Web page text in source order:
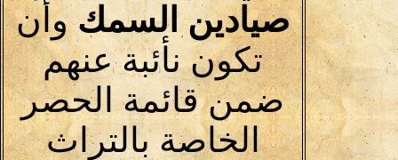
صيادين السمكوأن
تكون نأئبة عنهم
ضمن قائمة الحصر
الخاصة بالتراث